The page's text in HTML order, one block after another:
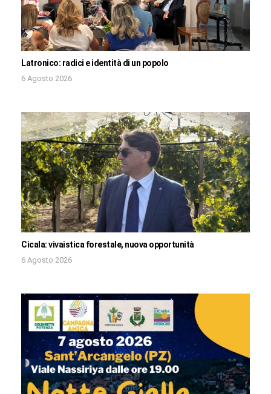
Latronico: radici e identità di un popolo
6 Agosto 2026
Cicala: vivaistica forestale, nuova opportunità
6 Agosto 2026